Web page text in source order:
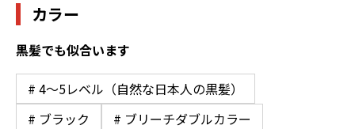
カラー
黒髪でも似合います
# 4〜5レベル（自然な日本人の黒髪）
# ブラック
# ブリーチダブルカラー